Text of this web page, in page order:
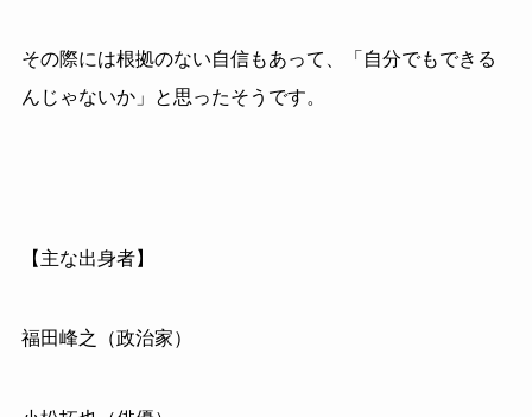
その際には根拠のない自信もあって、「自分でもできる
んじゃないか」と思ったそうです。
【主な出身者】
福田峰之（政治家）